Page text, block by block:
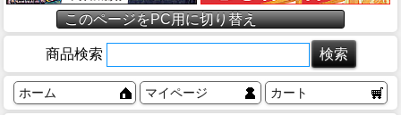
このページをPC用に切り替え
商品検索
ホーム マイページ カート